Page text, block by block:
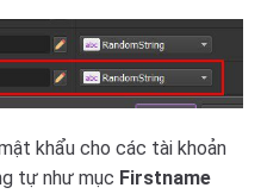
khẩu cho các tài khoản
tự như mục Firstname